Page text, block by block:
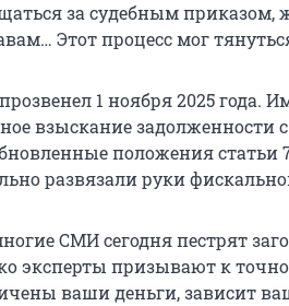
за судебным приказом,
Этот процесс мог
1 ноября 2025 года.
взыскание задолженности
положения статьи
развязали руки
СМИ сегодня пестрят
эксперты призывают к
ваши деньги, зависит